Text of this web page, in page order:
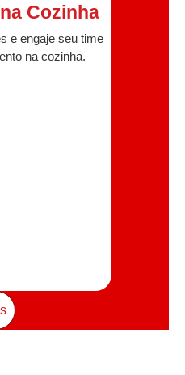
Cozinha
e engaje seu time
na cozinha.